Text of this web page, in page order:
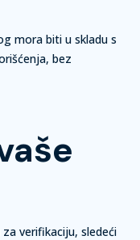
mora biti u skladu s
bez
verifikaciju, sledeći